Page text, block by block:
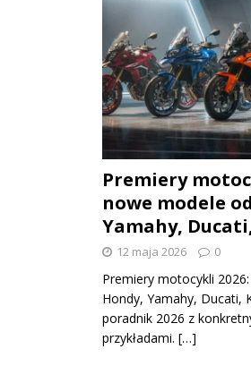
Premiery
nowe modele
Yamahy,
12 maja 2026 0
Premiery motocykli
Hondy, Yamahy, Ducati,
poradnik 2026 z
przykładami. […]